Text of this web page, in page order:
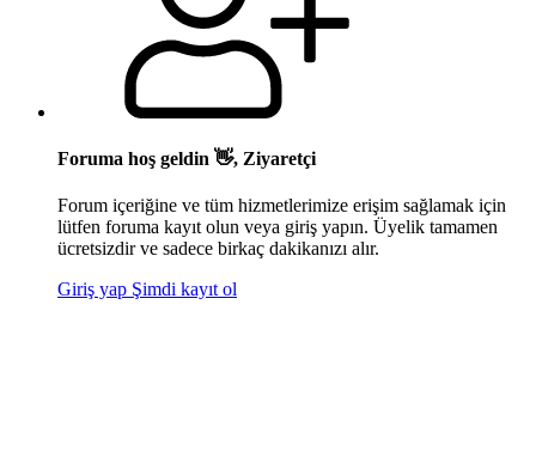
Foruma hoş geldin 👋, Ziyaretçi
Forum içeriğine ve tüm hizmetlerimize erişim sağlamak için
lütfen foruma kayıt olun veya giriş yapın. Üyelik tamamen
ücretsizdir ve sadece birkaç dakikanızı alır.
Giriş yap Şimdi kayıt ol